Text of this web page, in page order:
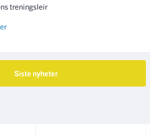
treningsleir
Siste nyheter